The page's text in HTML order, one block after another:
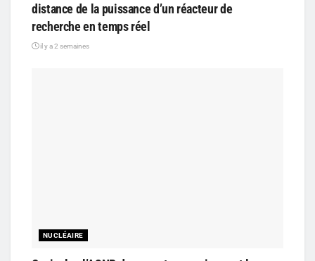
distance de la puissance d’un réacteur de
recherche en temps réel
il y a 2 semaines
NUCLÉAIRE